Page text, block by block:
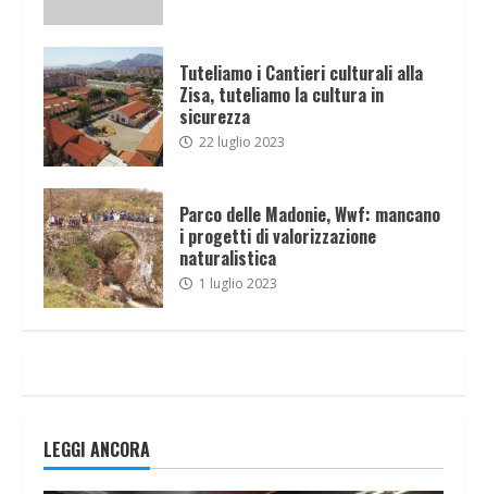
Tuteliamo i Cantieri culturali alla
Zisa, tuteliamo la cultura in
sicurezza
22 luglio 2023
Parco delle Madonie, Wwf: mancano
i progetti di valorizzazione
naturalistica
1 luglio 2023
LEGGI ANCORA